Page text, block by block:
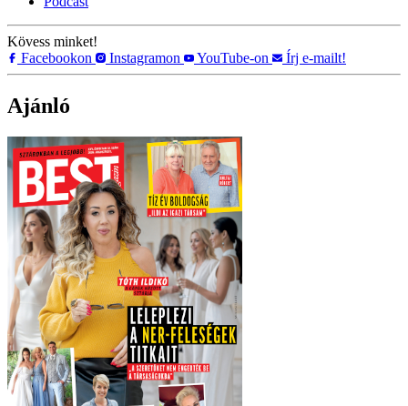
Kövess minket!
Facebookon
Instagramon YouTube-on Írj e-mailt!
Ajánló